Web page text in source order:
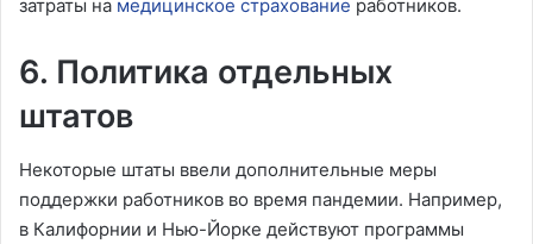
затраты на медицинское страхование работников.
6. Политика отдельных
штатов
Некоторые штаты ввели дополнительные меры
поддержки работников во время пандемии. Например,
в Калифорнии и Нью-Йорке действуют программы